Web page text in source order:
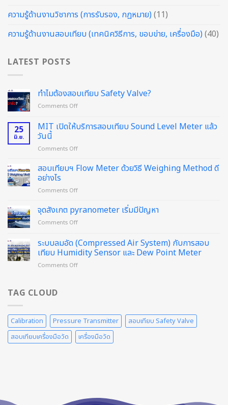
ความรู้ด้านงานวิชาการ (การรับรอง, กฏหมาย)(11)
ความรู้ด้านงานสอบเทียบ (เทคนิควิธีการ, ขอบข่าย, เครื่องมือ)(40)
LATEST POSTS
ทำไมต้องสอบเทียบ Safety Valve?
Comments Offon
ต้อง
สอบ
Safety
25
มิ.ย.
MIT เปิดให้บริการสอบเทียบ Sound Level Meter แล้ว
วันนี้
Comments Offon
เปิด
สอบ
Sound
วัน
นี้
สอบเทียบฯ Flow Meter ด้วยวิธี Weighing Method ดี
อย่างไร
Comments Offon
เทียบฯ
Meter
วิธี
Weighing
Method
จุดสังเกต pyranometer เริ่มมีปัญหา
Comments Offon
สังเกต
pyranometer
เริ่ม
มี
ระบบลมอัด (Compressed Air System) กับการสอบ
เทียบ Humidity Sensor และ Dew Point Meter
Comments Offon
System)
กับ
การ
สอบ
Meter
TAG CLOUD
Calibration Pressure Transmitter
สอบเทียบ Safety Valve
สอบเทียบเครื่องมือวัด
เครื่องมือวัด